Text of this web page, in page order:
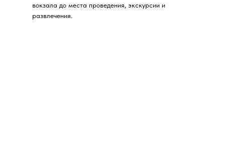
вокзала до места проведения, экскурсии и
развлечения.